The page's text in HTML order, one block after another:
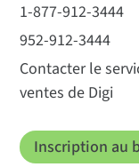
1-877-912-3444
952-912-3444
Contacter le
ventes de Digi
Inscription au